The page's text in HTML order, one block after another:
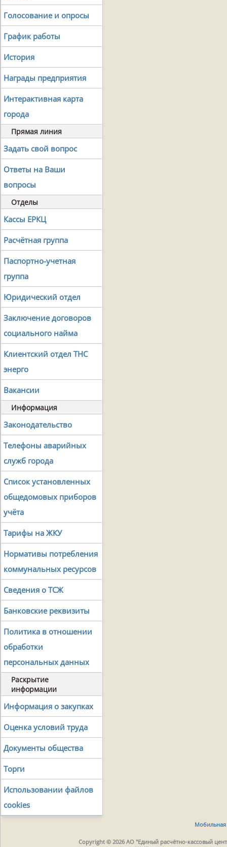
Голосование и опросы
График работы
История
Награды предприятия
Интерактивная карта
города
Прямая линия
Задать свой вопрос
Ответы на Ваши
вопросы
Отделы
Кассы ЕРКЦ
Расчётная группа
Паспортно-учетная
группа
Юридический отдел
Заключение договоров
социального найма
Клиентский отдел ТНС
энерго
Вакансии
Информация
Законодательство
Телефоны аварийных
служб города
Список установленных
общедомовых приборов
учёта
Тарифы на ЖКУ
Нормативы потребления
коммунальных ресурсов
Сведения о ТСЖ
Банковские реквизиты
Политика в отношении
обработки
персональных данных
Раскрытие
информации
Информация о закупках
Оценка условий труда
Документы общества
Торги
Использовании файлов
cookies
Мобильная
Copyright © 2026 АО "Единый расчётно-кассовый